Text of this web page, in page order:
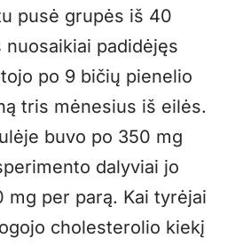
pusė grupės iš 40
padidėjęs
po 9 bičių pienelio
tris mėnesius iš eilės.
buvo po 350 mg
dalyviai jo
mg per parą. Kai tyrėjai
cholesterolio kiekį